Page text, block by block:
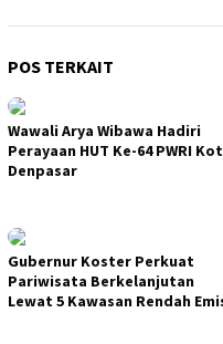
POS TERKAIT
Wawali Arya Wibawa Hadiri
Perayaan HUT Ke-64 PWRI
Denpasar
Gubernur Koster Perkuat
Pariwisata Berkelanjutan
Lewat 5 Kawasan Rendah